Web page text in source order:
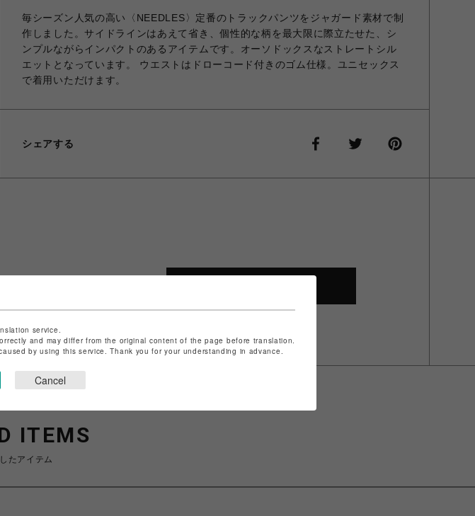
毎シーズン人気の高い〈NEEDLES〉定番のトラックパンツをジャガード素材で制
作しました。サイドラインはあえて省き、個性的な柄を最大限に際立たせた、シ
ンプルながらインパクトのあるアイテムです。オーソドックスなストレートシル
エットとなっています。 ウエストはドローコード付きのゴム仕様。ユニセックス
で着用いただけます。
シェアする
ITEMS
たアイテム
service.
and may differ from the original content of the page before translation.
by using this service. Thank you for your understanding in advance.
Cancel